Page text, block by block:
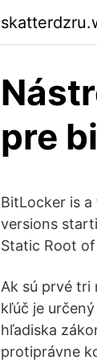
pre
BitLocker is
versions
Static Root
Ak sú prvé tri
kľúč je
hľadiska
protiprávne